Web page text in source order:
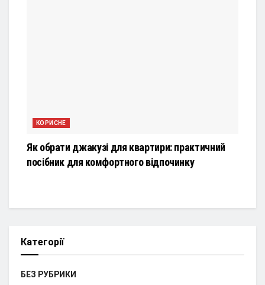
КОРИСНЕ
Як обрати джакузі для квартири: практичний
посібник для комфортного відпочинку
Категорії
БЕЗ РУБРИКИ